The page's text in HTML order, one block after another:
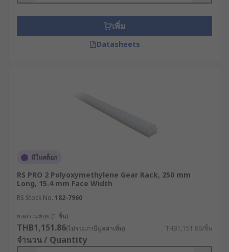
เพิ่ม
Datasheets
มีในสต็อก
RS PRO 2 Polyoxymethylene Gear Rack, 250 mm
Long, 15.4 mm Face Width
RS Stock No. 182-7960
ยอดรวมย่อย (1 ชิ้น)
THB1,151.86(ไม่รวมภาษีมูลค่าเพิ่ม) THB1,151.86/ชิ้น
จำนวน / Quantity